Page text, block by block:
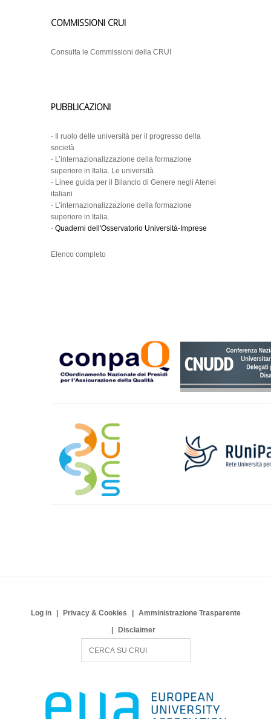
COMMISSIONI CRUI
Consulta le Commissioni della CRUI
PUBBLICAZIONI
-
Il ruolo delle università per il progresso della
società
- L’internazionalizzazione della formazione
superiore in Italia. Le università
- Linee guida per il Bilancio di Genere negli Atenei
italiani
- L’internazionalizzazione della formazione
superiore in Italia.
- Quaderni dell'Osservatorio Università-Imprese
Elenco completo
Log in Privacy & Cookies
Amministrazione Trasparente
Disclaimer
c